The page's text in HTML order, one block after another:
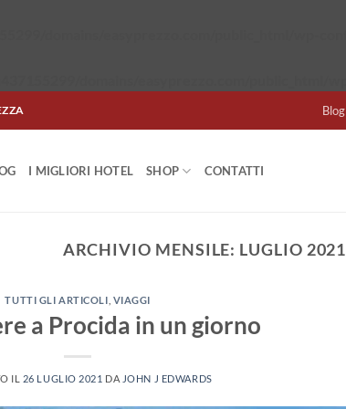
Blog
I MIGLIORI HOTEL SHOP CONTATTI
ARCHIVIO MENSILE: LUGLIO 2021
TUTTI GLI ARTICOLI VIAGGI
a Procida in un giorno
IL 26 LUGLIO 2021 DA JOHN J EDWARDS